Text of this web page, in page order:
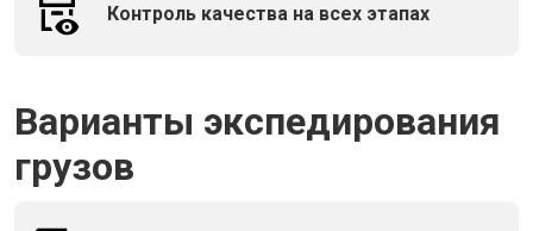
Контроль качества на всех этапах
Варианты экспедирования
грузов